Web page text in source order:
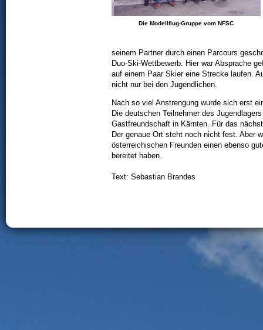
Die Modellflug-Gruppe vom NFSC
seinem Partner durch einen Parcours
Duo-Ski-Wettbewerb. Hier war Absprache
auf einem Paar Skier eine Strecke laufen.
nicht nur bei den Jugendlichen.
Nach so viel Anstrengung wurde sich erst
Die deutschen Teilnehmer des
Gastfreundschaft in Kärnten. Für das
Der genaue Ort steht noch nicht fest. Aber
österreichischen Freunden einen ebenso
bereitet haben.
Text: Sebastian Brandes